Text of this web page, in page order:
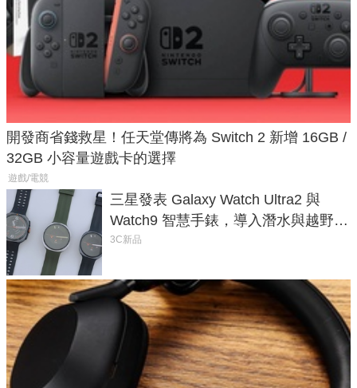
開發商省錢救星！任天堂傳將為 Switch 2 新增 16GB /
32GB 小容量遊戲卡的選擇
遊戲/電競
三星發表 Galaxy Watch Ultra2 與
Watch9 智慧手錶，導入潛水與越野跑
導航功能
3C新品